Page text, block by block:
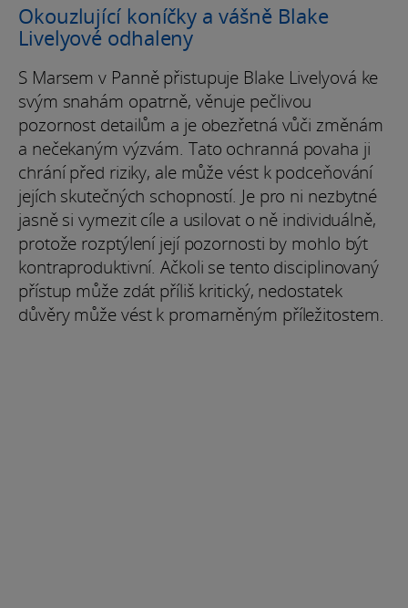
Okouzlující koníčky a vášně Blake
Livelyové odhaleny
S Marsem v Panně přistupuje Blake Livelyová ke
svým snahám opatrně, věnuje pečlivou
pozornost detailům a je obezřetná vůči změnám
a nečekaným výzvám. Tato ochranná povaha ji
chrání před riziky, ale může vést k podceňování
jejích skutečných schopností. Je pro ni nezbytné
jasně si vymezit cíle a usilovat o ně individuálně,
protože rozptýlení její pozornosti by mohlo být
kontraproduktivní. Ačkoli se tento disciplinovaný
přístup může zdát příliš kritický, nedostatek
důvěry může vést k promarněným příležitostem.